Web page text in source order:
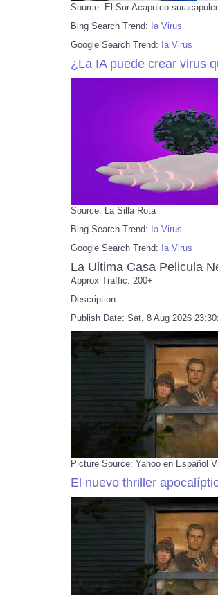
Source: El Sur Acapulco
Bing Search Trend: Ia Virus
Google Search Trend: Ia Virus
¿La IA puede crear virus
Source: La Silla Rota
Bing Search Trend: Ia Virus
Google Search Trend: Ia Virus
La Ultima Casa Pelicula
Approx Traffic: 200+
Description:
Publish Date: Sat, 8 Aug 2026
Picture Source: Yahoo en Español
El nuevo thriller